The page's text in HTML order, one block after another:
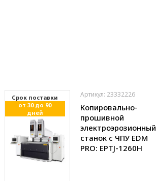
Cрок поставки
от 30 до 90
дней
Артикул: 23332226
Копировально-
прошивной
электроэрозионный
станок с ЧПУ EDM
PRO: EPTJ-1260H